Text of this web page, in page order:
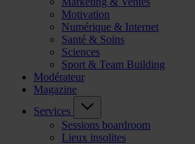
Motivation
Numérique & Internet
Santé & Soins
Sciences
Sport & Team Building
Modérateur
Magazine
Services
Sessions boardroom
Lieux insolites